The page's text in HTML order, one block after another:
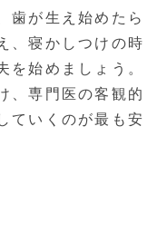
歯が生え始めたら
、寝かしつけの時
を始めましょう。
、専門医の客観的
ていくのが最も安